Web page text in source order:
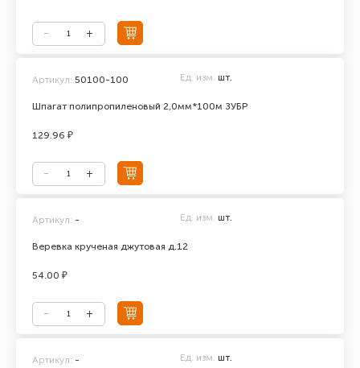
Шпагат полипропиленовый 2,0мм*100м ЗУБР
Артикул: 50100-100 Ед. изм. шт.
129.96 ₽
Веревка крученая джутовая д.12
Артикул: - Ед. изм. шт.
54.00 ₽
Артикул: - Ед. изм. шт.